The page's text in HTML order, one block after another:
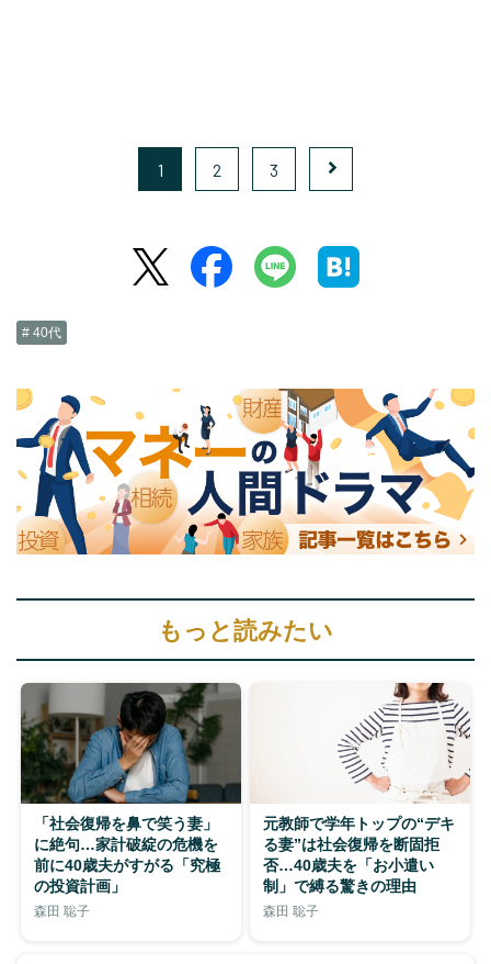
1 2 3
# 40代
もっと読みたい
「社会復帰を鼻で笑う妻」
に絶句…家計破綻の危機を
前に40歳夫がすがる「究極
の投資計画」
森田 聡子
元教師で学年トップの“デキ
る妻”は社会復帰を断固拒
否…40歳夫を「お小遣い
制」で縛る驚きの理由
森田 聡子